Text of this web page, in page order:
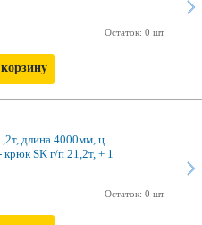
Остаток: 0 шт
длина 4000мм, ц.
SK г/п 21,2т, + 1
Остаток: 0 шт